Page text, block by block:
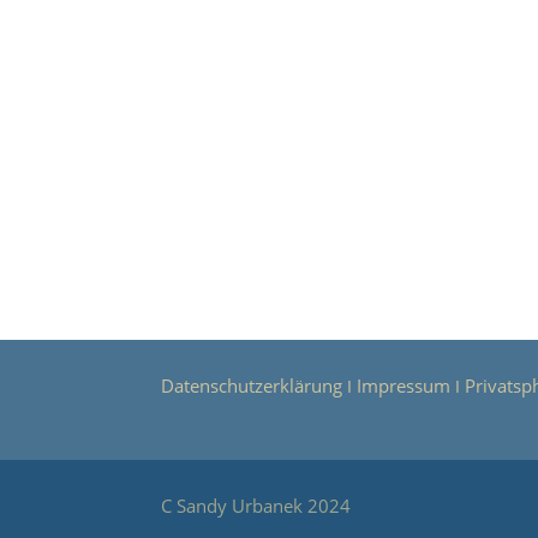
Datenschutzerklärung Ι Impressum Ι
C Sandy Urbanek 2024